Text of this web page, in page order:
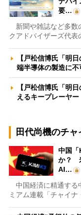
要…
新聞や雑誌など多数
クアドバイザーズ代表
【戸松信博氏「明
端半導体の製造に
【戸松信博氏「明
えるキープレーヤ
田代尚機のチ
中国「
か？
AI…
中国経済に精通する
ミアム連載「チャイ